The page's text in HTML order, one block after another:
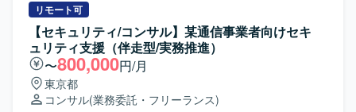
ンを取りながら、要望を整理し開発側へ適切に落とし込め
る方を想定しています。 【ポジションの魅力】 大手企業の
基幹システムにおける新機能開発プロジェクトに上流工程
から関わることができ、ビジネス部門と開発側の双方に近
い立場で価値提供できるポジションです。 要件定義や設
計、各種レビューを通じて、システム全体の構造理解や業
務知見を深めることができます。 リーダー枠として参画い
テム全体のグランドデザイン策定および受注後の要件定義
フェーズを支援いただきます。 提案担当と連携し、技術領
域の担当者として、顧客のビジネス要件を踏まえたシステ
ム構成図やアーキテクチャ案の策定を行います。 受注後
は、要件定義フェーズにおいて、技術的な整合性とビジネ
ス要件を両立させながら、顧客や関係チームとの技術的な
合意形成を推進いただきます。 リード枠とメンバー枠での
リモート可
【セキュリティ/コンサル】某通信事業者向けセキ
ュリティ支援（伴走型/実務推進）
〜800,000円/月
東京都
コンサル(業務委託・フリーランス)